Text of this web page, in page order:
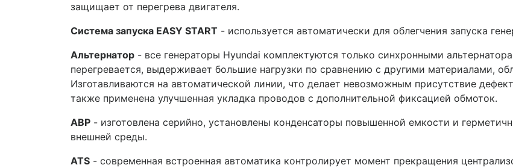
защищает от перегрева двигателя.
Система запуска EASY START - используется автоматически для облегчения запуска
Альтернатор - все генераторы Hyundai комплектуются только синхронными
перегревается, выдерживает большие нагрузки по сравнению с другими материалами,
Изготавливаются на автоматической линии, что делает невозможным присутствие
также применена улучшенная укладка проводов с дополнительной фиксацией обмоток.
АВР - изготовлена серийно, установлены конденсаторы повышенной емкости и
внешней среды.
ATS - современная встроенная автоматика контролирует момент прекращения